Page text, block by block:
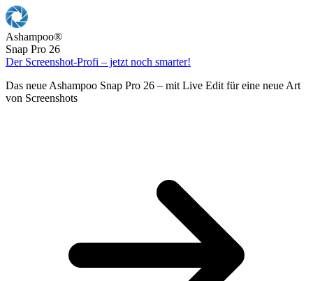
Ashampoo®
Snap Pro 26
Der Screenshot-Profi – jetzt noch smarter!
Das neue Ashampoo Snap Pro 26 – mit Live Edit für eine neue Art
von Screenshots